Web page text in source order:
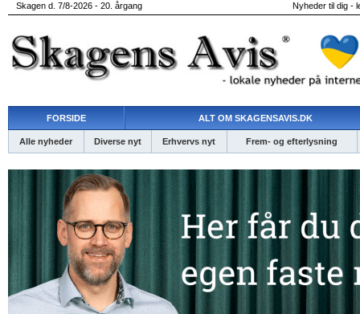
Skagen d. 7/8-2026 - 20. årgang Nyheder til dig -
FORSIDE ALT OM SKAGENSAVIS.DK
Alle nyheder Diverse nyt Erhvervs nyt Frem- og efterlysning